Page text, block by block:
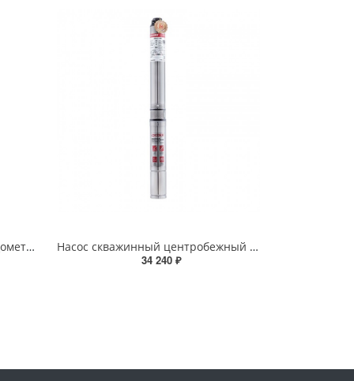
Насос погружной Джилекс Водомет Проф 55/35 1035
Насос скважинный центробежный KOER 3KDm 2/33 60M (1.1 кВт/45л.м./142м/60м кабеля)
34 240 ₽